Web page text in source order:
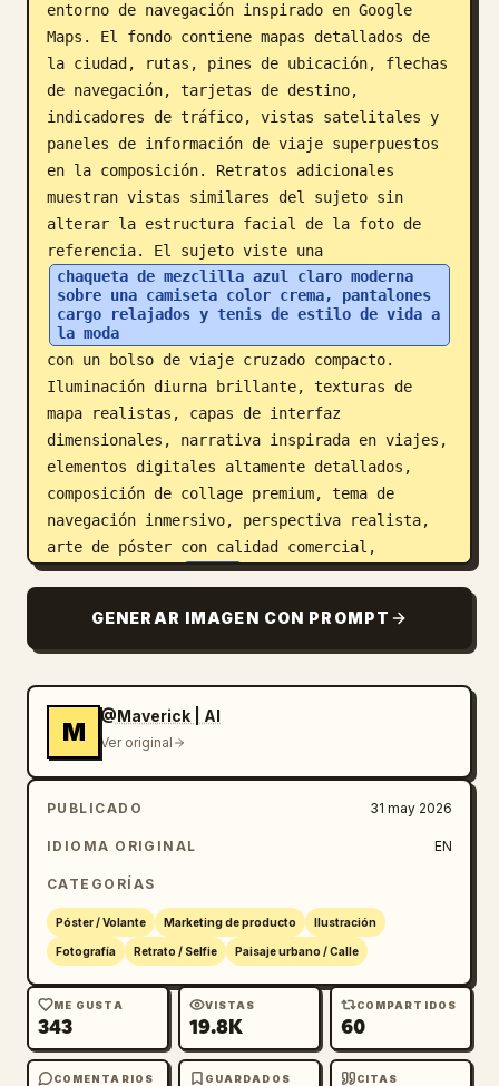
entorno de navegación inspirado en Google
Maps. El fondo contiene mapas detallados de
la ciudad, rutas, pines de ubicación, flechas
de navegación, tarjetas de destino,
indicadores de tráfico, vistas satelitales y
paneles de información de viaje superpuestos
en la composición. Retratos adicionales
muestran vistas similares del sujeto sin
alterar la estructura facial de la foto de
referencia. El sujeto viste una
chaqueta de mezclilla azul claro moderna
sobre una camiseta color crema, pantalones
cargo relajados y tenis de estilo de vida a
la moda
con un bolso de viaje cruzado compacto.
Iluminación diurna brillante, texturas de
mapa realistas, capas de interfaz
dimensionales, narrativa inspirada en viajes,
elementos digitales altamente detallados,
composición de collage premium, tema de
navegación inmersivo, perspectiva realista,
arte de póster con calidad comercial,
resolución 8K. Japón por favor y cambia la
GENERAR IMAGEN CON PROMPT
M
@Maverick | AI
Ver original
PUBLICADO 31 may 2026
IDIOMA ORIGINAL EN
CATEGORÍAS
Póster / Volante Marketing de producto Ilustración
Fotografía Retrato / Selfie Paisaje urbano / Calle
ME GUSTA
343
VISTAS
19.8K
COMPARTIDOS
60
COMENTARIOS GUARDADOS CITAS